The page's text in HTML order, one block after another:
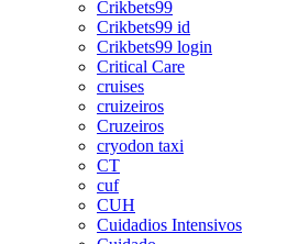
Crikbets99
Crikbets99 id
Crikbets99 login
Critical Care
cruises
cruizeiros
Cruzeiros
cryodon taxi
CT
cuf
CUH
Cuidadios Intensivos